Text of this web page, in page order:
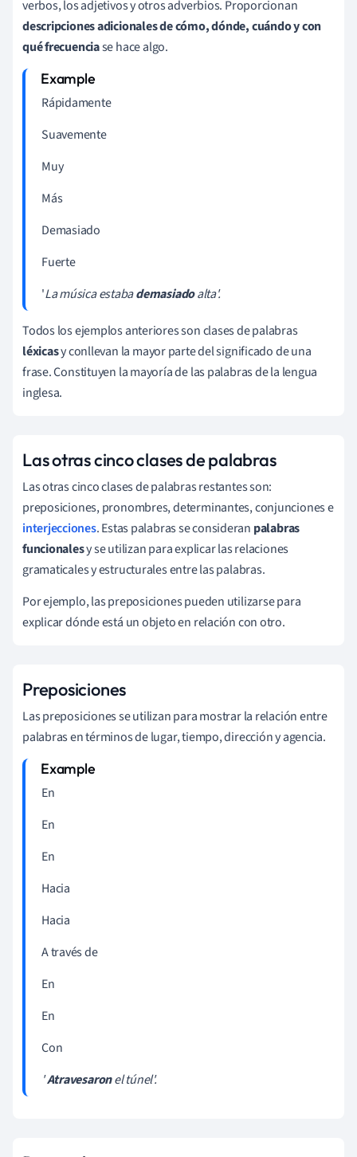
verbos, los adjetivos y otros adverbios. Proporcionan
descripciones adicionales de cómo, dónde, cuándo ycon
quéfrecuenciase hace algo.
Rápidamente
Suavemente
Muy
Más
Demasiado
Fuerte
'La música estabademasiadoalta'.
Todos los ejemplos anteriores son clases de palabras
léxicasy conllevan la mayor parte del significado de una
frase. Constituyen la mayoría de las palabras de la lengua
inglesa.
Las otras cinco clases de palabras
Las otras cinco clases de palabras restantes son:
preposiciones, pronombres, determinantes, conjunciones e
interjecciones. Estas palabras se consideran palabras
funcionalesy se utilizan para explicar las relaciones
gramaticales y estructurales entre las palabras.
Por ejemplo, las preposiciones pueden utilizarse para
explicar dónde está un objeto en relación con otro.
Preposiciones
Las preposiciones se utilizan para mostrar la relación entre
palabras en términos de lugar, tiempo, dirección y agencia.
En
En
En
Hacia
Hacia
A través de
En
En
Con
'Atravesaronel túnel'.